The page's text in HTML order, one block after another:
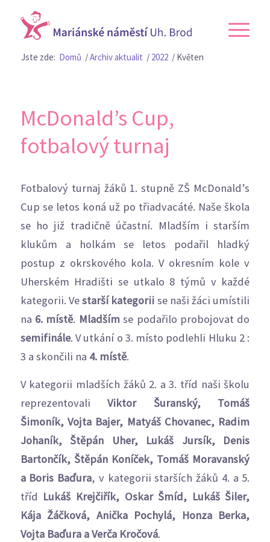
Jste zde: Domů /Archiv aktualit / 2022 / Květen
McDonald’s Cup,
fotbalový turnaj
Fotbalový turnaj žáků 1. stupně ZŠ McDonald’s
Cup se letos koná už po třiadvacáté. Naše škola
se ho již tradičně účastní. Mladším i starším
klukům a holkám se letos podařil hladký
postup z okrskového kola. V okresním kole v
Uherském Hradišti se utkalo 8 týmů v každé
kategorii. Vestarší kategorii se naši žáci umístili
na 6. místě. Mladšímse podařilo probojovat do
semifinále. V utkání o 3. místo podlehli Hluku 2 :
3 a skončili na 4. místě.
V kategorii mladších žáků 2. a 3. tříd naši školu
reprezentovali Viktor Šuranský, Tomáš
Šimoník, Vojta Bajer, Matyáš Chovanec, Radim
Johaník, Štěpán Uher, Lukáš Jursík, Denis
Bartončík, Štěpán Koníček, Tomáš Moravanský
a Boris Baďura, v kategorii starších žáků 4. a 5.
tříd Lukáš Krejčiřík, Oskar Šmíd, Lukáš Šiler,
Kája Žáčková, Anička Pochylá, Honza Berka,
Vojta Baďura a Verča Kročová.